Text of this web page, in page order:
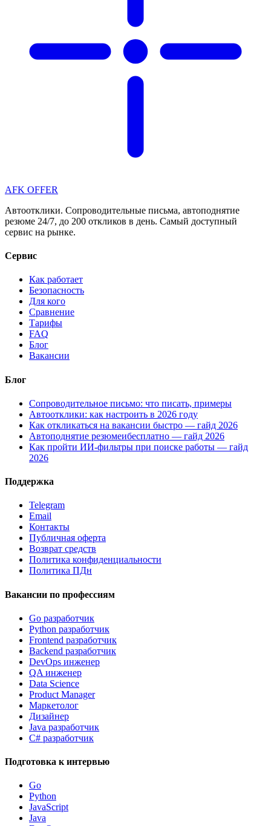
AFK OFFER
Автоотклики. Сопроводительные письма, автоподнятие
резюме 24/7, до 200 откликов в день. Самый доступный
сервис на рынке.
Сервис
Как работает
Безопасность
Для кого
Сравнение
Тарифы
FAQ
Блог
Вакансии
Блог
Сопроводительное письмо: что писать, примеры
Автоотклики: как настроить в 2026 году
Как откликаться на вакансии быстро — гайд 2026
Автоподнятие резюмеибесплатно — гайд 2026
Как пройти ИИ-фильтры при поиске работы — гайд
2026
Поддержка
Telegram
Email
Контакты
Публичная оферта
Возврат средств
Политика конфиденциальности
Политика ПДн
Вакансии по профессиям
Go разработчик
Python разработчик
Frontend разработчик
Backend разработчик
DevOps инженер
QA инженер
Data Science
Product Manager
Маркетолог
Дизайнер
Java разработчик
C# разработчик
Подготовка к интервью
Go
Python
JavaScript
Java